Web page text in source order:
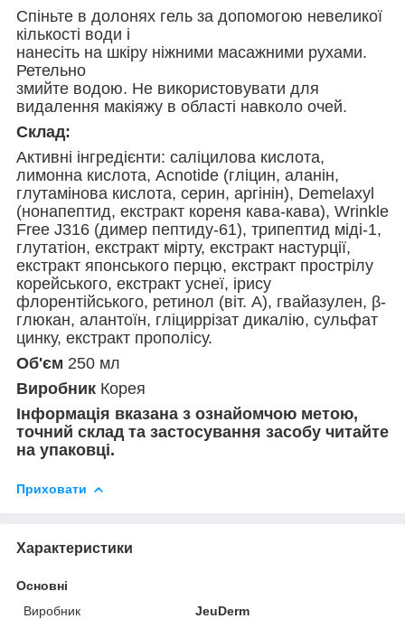
Спіньте в долонях гель за допомогою невеликої
кількості води і
нанесіть на шкіру ніжними масажними рухами.
Ретельно
змийте водою. Не використовувати для
видалення макіяжу в області навколо очей.
Склад:
Активні інгредієнти: саліцилова кислота,
лимонна кислота, Acnotide (гліцин, аланін,
глутамінова кислота, серин, аргінін), Demelaxyl
(нонапептид, екстракт кореня кава-кава), Wrinkle
Free J316 (димер пептиду-61), трипептид міді-1,
глутатіон, екстракт мірту, екстракт настурції,
екстракт японського перцю, екстракт прострілу
корейського, екстракт уснеї, ірису
флорентійського, ретинол (віт. А), гвайазулен, β-
глюкан, алантоїн, гліциррізат дикалію, сульфат
цинку, екстракт прополісу.
Об'єм 250 мл
Виробник Корея
Інформація вказана з ознайомчою метою,
точний склад та застосування засобу читайте
на упаковці.
Приховати
Характеристики
Основні
Виробник
JeuDerm